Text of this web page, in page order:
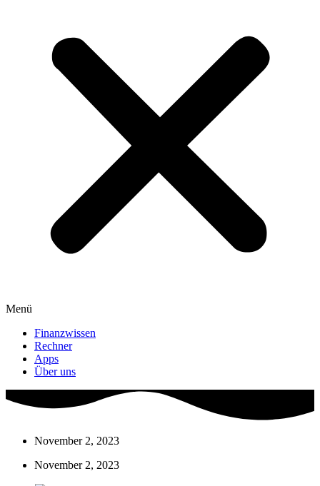
Menü
Finanzwissen
Rechner
Apps
Über uns
November 2, 2023
November 2, 2023